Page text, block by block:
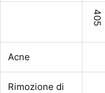
405
Acne
Rimozione di